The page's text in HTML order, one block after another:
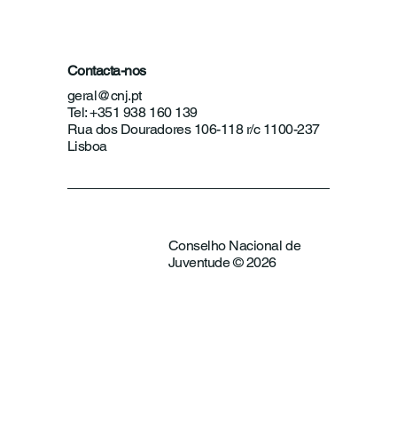
Contacta-nos
geral@cnj.pt
Tel: +351 938 160 139
Rua dos Douradores 106-118 r/c 1100-237
Lisboa
Conselho Nacional de
Juventude © 2026